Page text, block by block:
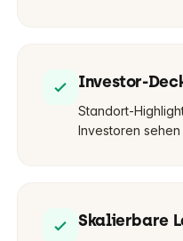
Investor-
Standort-
Investoren
Skalierbare